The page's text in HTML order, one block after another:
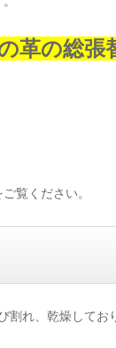
革の総張
覧ください。
割れ、乾燥してお